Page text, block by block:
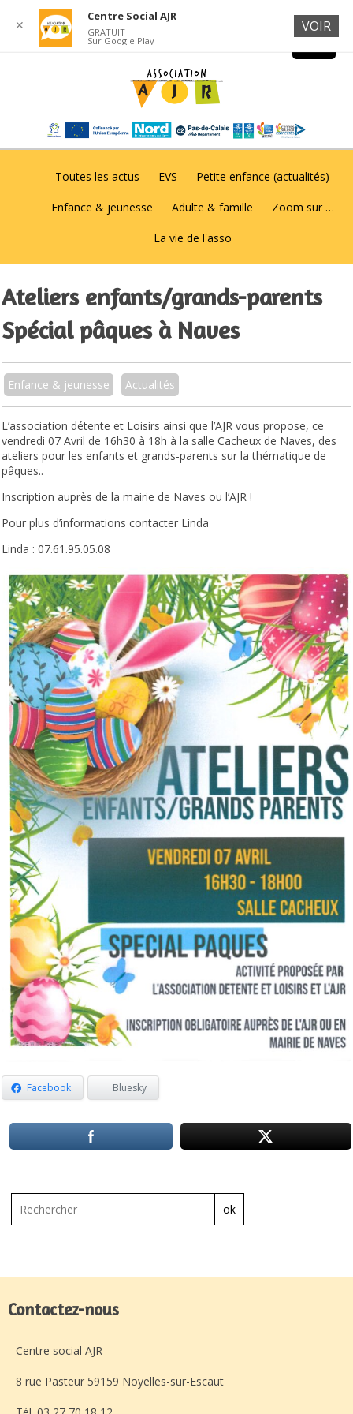
Toutes les actus EVS Petite enfance (actualités)
Enfance & jeunesse Adulte & famille Zoom sur …
La vie de l'asso
Ateliers enfants/grands-parents
Spécial pâques à Naves
Enfance & jeunesse Actualités
L’association détente et Loisirs ainsi que l’AJR vous propose, ce
vendredi 07 Avril de 16h30 à 18h à la salle Cacheux de Naves, des
ateliers pour les enfants et grands-parents sur la thématique de
pâques..
Inscription auprès de la mairie de Naves ou l’AJR !
Pour plus d’informations contacter Linda
Linda : 07.61.95.05.08
Facebook Bluesky
ok
Contactez-nous
Centre social AJR
8 rue Pasteur 59159 Noyelles-sur-Escaut
✕
Centre Social AJR
GRATUIT
Sur Google Play
VOIR